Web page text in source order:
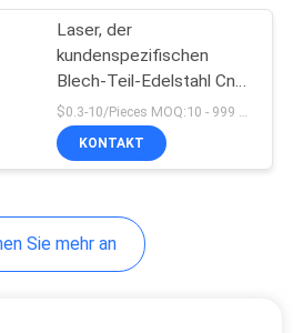
CNC-
Laser, der
kundenspezifischen
Blech-Teil-Edelstahl Cnc
schneidet Service
schneidet
$0.3-10/Pieces MOQ:10 - 999 Stück
KONTAKT
Sie mehr an